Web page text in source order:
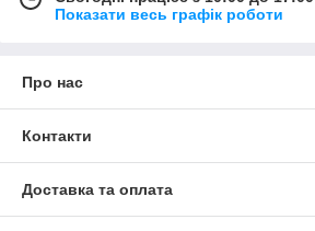
Показати весь графік роботи
Про нас
Контакти
Доставка та оплата